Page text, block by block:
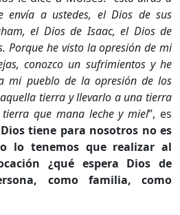
envía a ustedes, el Dios de sus
el Dios de Isaac, el Dios de
Porque he visto la opresión de mi
conozco un sufrimientos y he
mi pueblo de la opresión de los
tierra y llevarlo a una tierra
que mana leche y miel”, es
tiene para nosotros no es
lo tenemos que realizar al
¿qué espera Dios de
como familia, como